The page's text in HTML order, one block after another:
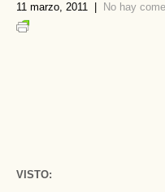
11 marzo, 2011 No hay
VISTO: